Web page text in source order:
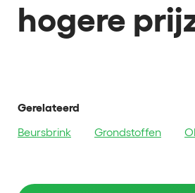
hogere
Gerelateerd
Beursbrink
Grondstoffen